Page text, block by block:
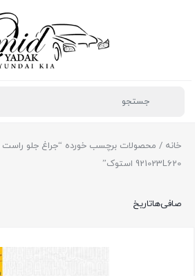
خانه / محصولات برچسب خورده “جراغ جلو راست
921023L620 استوک”
صافی‌هاتاریخ